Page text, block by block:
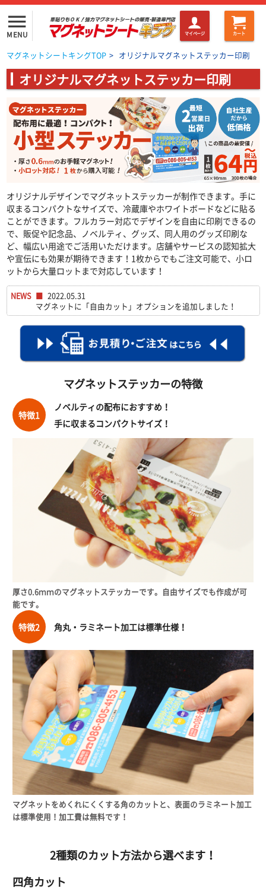
menu
MENU マイページ カート
マグネットシートキングTOP > オリジナルマグネットステッカー印刷
オリジナルマグネットステッカー印刷
オリジナルデザインでマグネットステッカーが制作できます。手に
収まるコンパクトなサイズで、冷蔵庫やホワイトボードなどに貼る
ことができます。フルカラー対応でデザインを自由に印刷できるの
で、販促や記念品、ノベルティ、グッズ、同人用のグッズ印刷な
ど、幅広い用途でご活用いただけます。店舗やサービスの認知拡大
や宣伝にも効果が期待できます！1枚からでもご注文可能で、小ロ
ットから大量ロットまで対応しています！
NEWS ■ 2022.05.31
マグネットに「自由カット」オプションを追加しました！
マグネットステッカーの特徴
特徴1
ノベルティの配布におすすめ！
手に収まるコンパクトサイズ！
厚さ0.6ｍｍのマグネットステッカーです。自由サイズでも作成が可
能です。
特徴2 角丸・ラミネート加工は標準仕様！
マグネットをめくれにくくする角のカットと、表面のラミネート加工
は標準使用！加工費は無料です！
2種類のカット方法から選べます！
四角カット